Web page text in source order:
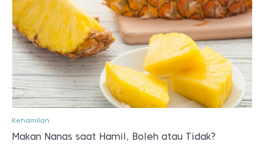
Kehamilan
Makan Nanas saat Hamil, Boleh atau Tidak?